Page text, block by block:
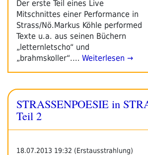
Der erste Teil eines Live
Mitschnittes einer Performance in
Strass/Nö.Markus Köhle performed
Texte u.a. aus seinen Büchern
„letternletscho“ und
„brahmskoller“.… Weiterlesen →
STRASSENPOESIE in
Teil 2
18.07.2013 19:32 (Erstausstrahlung)